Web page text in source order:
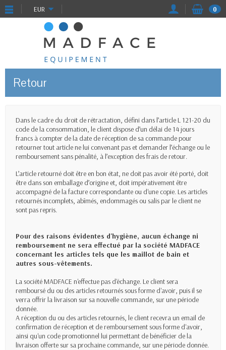
EUR 0
Retour
Dans le cadre du droit de rétractation, défini dans l’article L 121-20 du
code de la consommation, le client dispose d’un délai de 14 jours
francs à compter de la date de réception de sa commande pour
retourner tout article ne lui convenant pas et demander l’échange ou le
remboursement sans pénalité, à l’exception des frais de retour.
L’article retourné doit être en bon état, ne doit pas avoir été porté, doit
être dans son emballage d’origine et, doit impérativement être
accompagné de la facture correspondante ou d'une copie. Les articles
retournés incomplets, abîmés, endommagés ou salis par le client ne
sont pas repris.
Pour des raisons évidentes d'hygiène, aucun échange ni
remboursement ne sera effectué par la société MADFACE
concernant les articles tels que les maillot de bain et
autres sous-vêtements.
La société MADFACE n'effectue pas d'échange. Le client sera
remboursé du ou des articles retournés sous forme d'avoir, puis il se
verra offrir la livraison sur sa nouvelle commande, sur une période
donnée.
A réception du ou des articles retournés, le client recevra un email de
confirmation de réception et de remboursement sous forme d'avoir,
ainsi qu'un code promotionnel lui permettant de bénéficier de la
livraison offerte sur sa prochaine commande, sur une période donnée.